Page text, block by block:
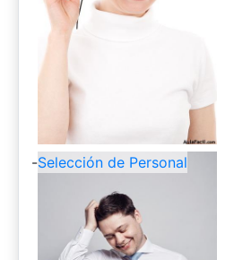
-Selección de Personal